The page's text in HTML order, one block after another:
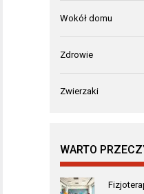
Wokół domu
Zdrowie
Zwierzaki
WARTO